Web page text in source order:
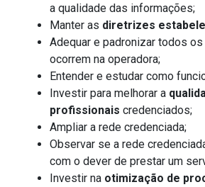
a qualidade das informações;
Manter as diretrizes
Adequar e padronizar todos
ocorrem na operadora;
Entender e estudar como
Investir para melhorar a
profissionais credenciados;
Ampliar a rede credenciada;
Observar se a rede
com o dever de prestar um
Investir na otimização de